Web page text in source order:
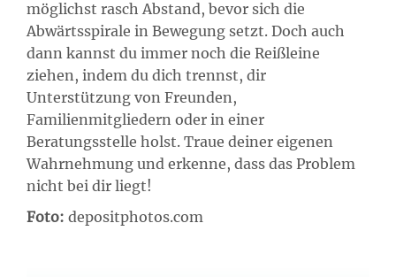
möglichst rasch Abstand, bevor sich die
Abwärtsspirale in Bewegung setzt. Doch auch
dann kannst du immer noch die Reißleine
ziehen, indem du dich trennst, dir
Unterstützung von Freunden,
Familienmitgliedern oder in einer
Beratungsstelle holst. Traue deiner eigenen
Wahrnehmung und erkenne, dass das Problem
nicht bei dir liegt!
Foto: depositphotos.com